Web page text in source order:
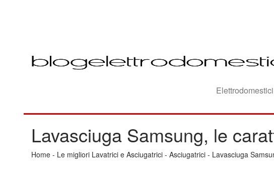
Lavasciuga Samsung, le
Home - Le migliori Lavatrici e Asciugatrici - Asciugatrici - Lavasciuga